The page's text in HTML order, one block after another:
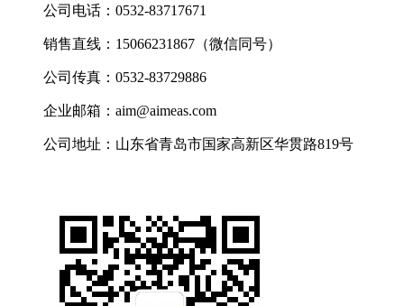
公司电话：0532-83717671
销售直线：15066231867（微信同号）
公司传真：0532-83729886
企业邮箱：aim@aimeas.com
公司地址：山东省青岛市国家高新区华贯路819号